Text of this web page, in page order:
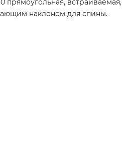
прямоугольная,
наклоном для спины.